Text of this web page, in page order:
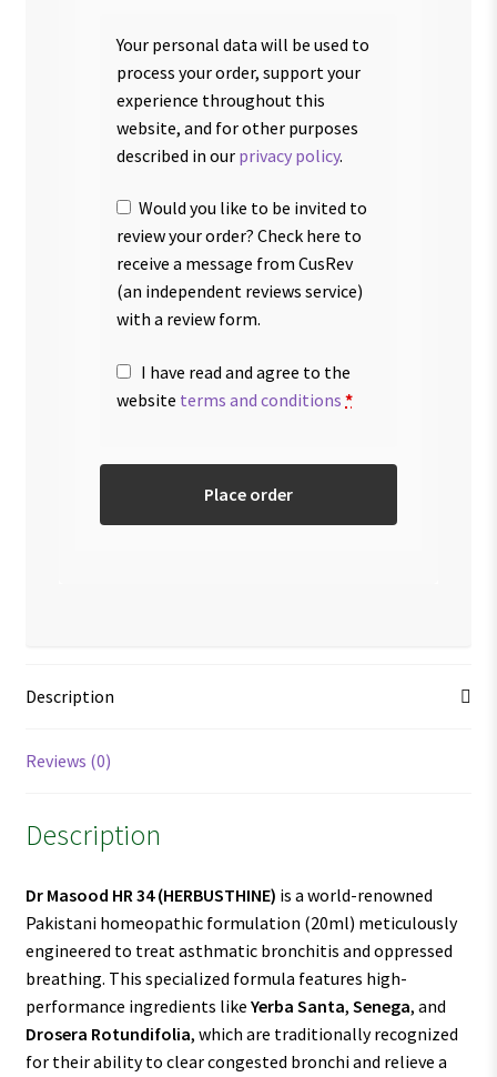
Your personal data will be used to
process your order, support your
experience throughout this
website, and for other purposes
described in our privacy policy.
Would you like to be invited to
review your order? Check here to
receive a message from CusRev
(an independent reviews service)
with a review form.
I have read and agree to the
website terms and conditions *
Place order
Description
Reviews (0)
Description
Dr Masood HR 34 (HERBUSTHINE) is a world-renowned
Pakistani homeopathic formulation (20ml) meticulously
engineered to treat asthmatic bronchitis and oppressed
breathing. This specialized formula features high-
performance ingredients like Yerba Santa, Senega, and
Drosera Rotundifolia, which are traditionally recognized
for their ability to clear congested bronchi and relieve a